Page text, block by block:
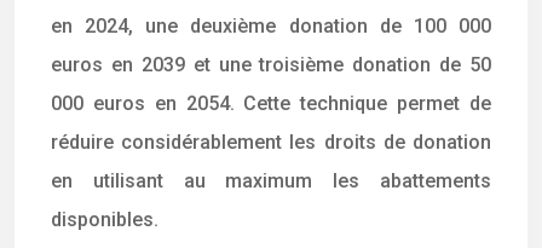
en 2024, une deuxième donation de 100 000
euros en 2039 et une troisième donation de 50
000 euros en 2054. Cette technique permet de
réduire considérablement les droits de donation
en utilisant au maximum les abattements
disponibles.